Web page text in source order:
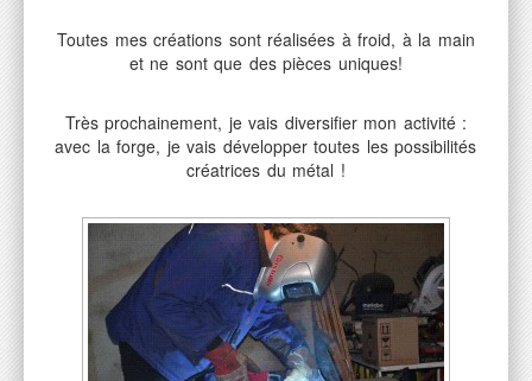
Objets médiévaux
Objets divers
Actualités
Toutes mes créations sont réalisées à froid, à la main
et ne sont que des pièces uniques!
Très prochainement, je vais diversifier mon activité :
avec la forge, je vais développer toutes les possibilités
créatrices du métal !